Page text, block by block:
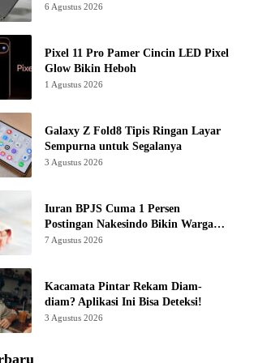
6 Agustus 2026
Pixel 11 Pro Pamer Cincin LED Pixel
Glow Bikin Heboh
1 Agustus 2026
Galaxy Z Fold8 Tipis Ringan Layar
Sempurna untuk Segalanya
3 Agustus 2026
Iuran BPJS Cuma 1 Persen
Postingan Nakesindo Bikin Warganet
Murka
7 Agustus 2026
Kacamata Pintar Rekam Diam-
diam? Aplikasi Ini Bisa Deteksi!
3 Agustus 2026